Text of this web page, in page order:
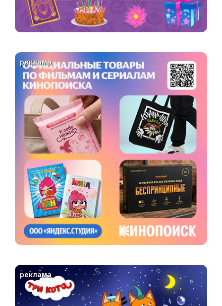
реклама
реклама